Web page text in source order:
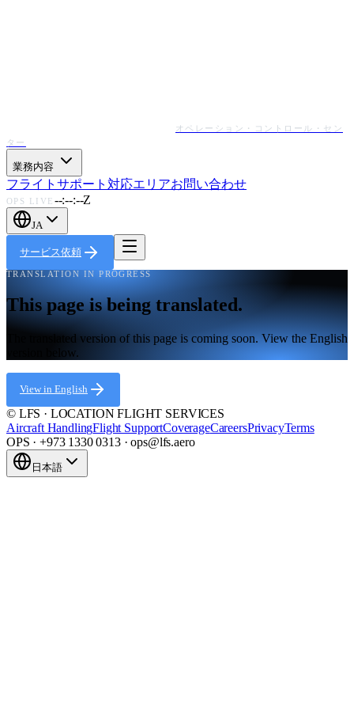
オペレーション・コントロール・セン
ター
業務内容
フライトサポート 対応エリアお問い合わせ
OPS LIVE --:--:--Z
JA
サービス依頼
TRANSLATION IN PROGRESS
This page is being translated.
The translated version of this page is coming soon. View the English
version below.
View in English
© LFS · LOCATION FLIGHT SERVICES
Aircraft HandlingFlight SupportCoverageCareersPrivacyTerms
OPS · +973 1330 0313 · ops@lfs.aero
日本語